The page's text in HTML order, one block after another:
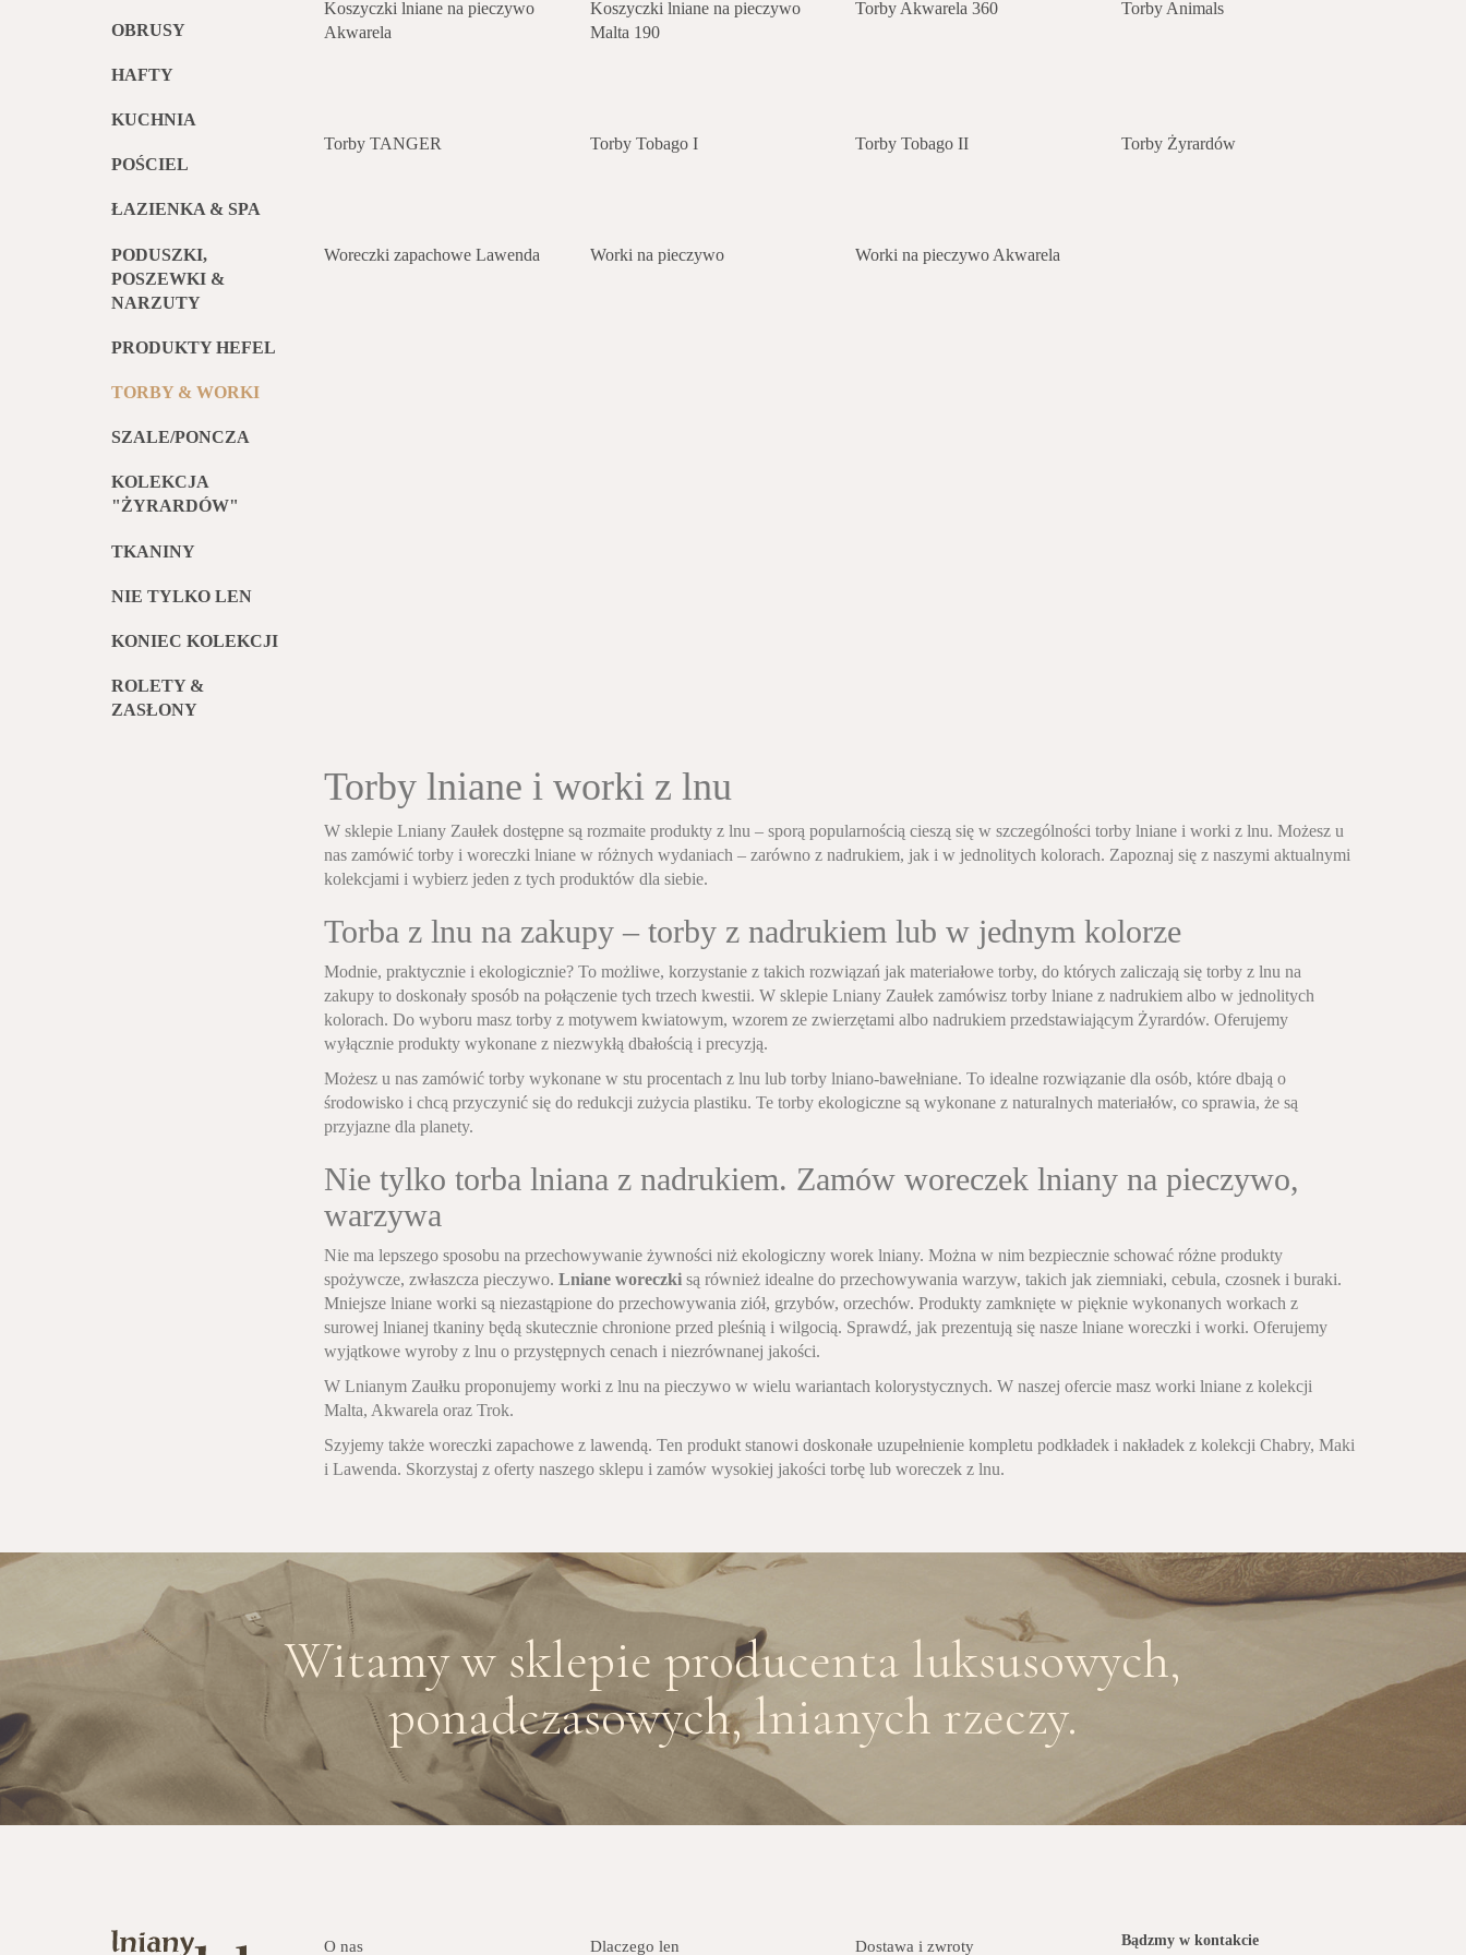
OBRUSY
HAFTY
KUCHNIA
POŚCIEL
ŁAZIENKA & SPA
PODUSZKI,
POSZEWKI &
NARZUTY
PRODUKTY HEFEL
TORBY & WORKI
SZALE/PONCZA
KOLEKCJA
"ŻYRARDÓW"
TKANINY
NIE TYLKO LEN
KONIEC KOLEKCJI
ROLETY &
ZASŁONY
Koszyczki lniane na pieczywo
Akwarela
Koszyczki lniane na pieczywo
Malta 190
Torby Akwarela 360 Torby Animals
Torby TANGER Torby Tobago I Torby Tobago II Torby Żyrardów
Woreczki zapachowe Lawenda Worki na pieczywo Worki na pieczywo Akwarela
Torby lniane i worki z lnu
W sklepie Lniany Zaułek dostępne są rozmaite produkty z lnu – sporą popularnością cieszą się w szczególności torby lniane i worki z lnu. Możesz u
nas zamówić torby i woreczki lniane w różnych wydaniach – zarówno z nadrukiem, jak i w jednolitych kolorach. Zapoznaj się z naszymi aktualnymi
kolekcjami i wybierz jeden z tych produktów dla siebie.
Torba z lnu na zakupy – torby z nadrukiem lub w jednym kolorze
Modnie, praktycznie i ekologicznie? To możliwe, korzystanie z takich rozwiązań jak materiałowe torby, do których zaliczają się torby z lnu na
zakupy to doskonały sposób na połączenie tych trzech kwestii. W sklepie Lniany Zaułek zamówisz torby lniane z nadrukiem albo w jednolitych
kolorach. Do wyboru masz torby z motywem kwiatowym, wzorem ze zwierzętami albo nadrukiem przedstawiającym Żyrardów. Oferujemy
wyłącznie produkty wykonane z niezwykłą dbałością i precyzją.
Możesz u nas zamówić torby wykonane w stu procentach z lnu lub torby lniano-bawełniane. To idealne rozwiązanie dla osób, które dbają o
środowisko i chcą przyczynić się do redukcji zużycia plastiku. Te torby ekologiczne są wykonane z naturalnych materiałów, co sprawia, że są
przyjazne dla planety.
Nie tylko torba lniana z nadrukiem. Zamów woreczek lniany na pieczywo,
warzywa
Nie ma lepszego sposobu na przechowywanie żywności niż ekologiczny worek lniany. Można w nim bezpiecznie schować różne produkty
spożywcze, zwłaszcza pieczywo. Lniane woreczki są również idealne do przechowywania warzyw, takich jak ziemniaki, cebula, czosnek i buraki.
Mniejsze lniane worki są niezastąpione do przechowywania ziół, grzybów, orzechów. Produkty zamknięte w pięknie wykonanych workach z
surowej lnianej tkaniny będą skutecznie chronione przed pleśnią i wilgocią. Sprawdź, jak prezentują się nasze lniane woreczki i worki. Oferujemy
wyjątkowe wyroby z lnu o przystępnych cenach i niezrównanej jakości.
W Lnianym Zaułku proponujemy worki z lnu na pieczywo w wielu wariantach kolorystycznych. W naszej ofercie masz worki lniane z kolekcji
Malta, Akwarela oraz Trok.
Szyjemy także woreczki zapachowe z lawendą. Ten produkt stanowi doskonałe uzupełnienie kompletu podkładek i nakładek z kolekcji Chabry, Maki
i Lawenda. Skorzystaj z oferty naszego sklepu i zamów wysokiej jakości torbę lub woreczek z lnu.
Witamy w sklepie producenta luksusowych,
ponadczasowych, lnianych rzeczy.
O nas Dlaczego len Dostawa i zwroty
Bądzmy w kontakcie